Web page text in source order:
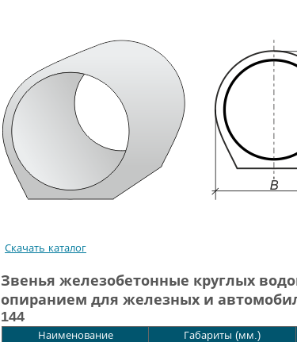
Скачать каталог
Звенья железобетонные круглых
опиранием для железных и
144
Наименование Габариты (мм.)